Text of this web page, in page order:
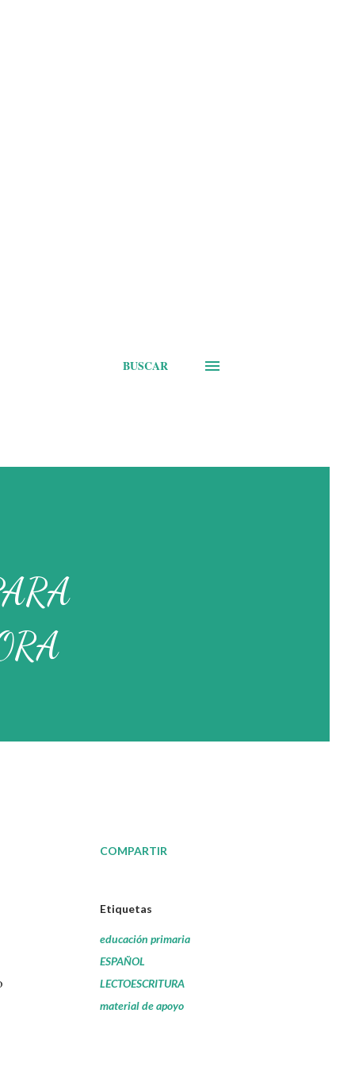
BUSCAR
COMPARTIR
Etiquetas
educación primaria
ESPAÑOL
LECTOESCRITURA
material de apoyo